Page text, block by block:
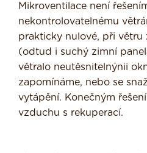
Mikroventilace není
nekontrolovatel­nému
prakticky nulo­vé, při větru
(odtud i suchý zimní
větralo neutěsnitelnýnii
zapomínáme, nebo se
vytápění. Konečným
vzduchu s rekuperací.